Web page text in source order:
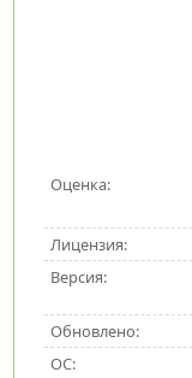
Оценка:
Лицензия:
Версия:
Обновлено:
ОС: